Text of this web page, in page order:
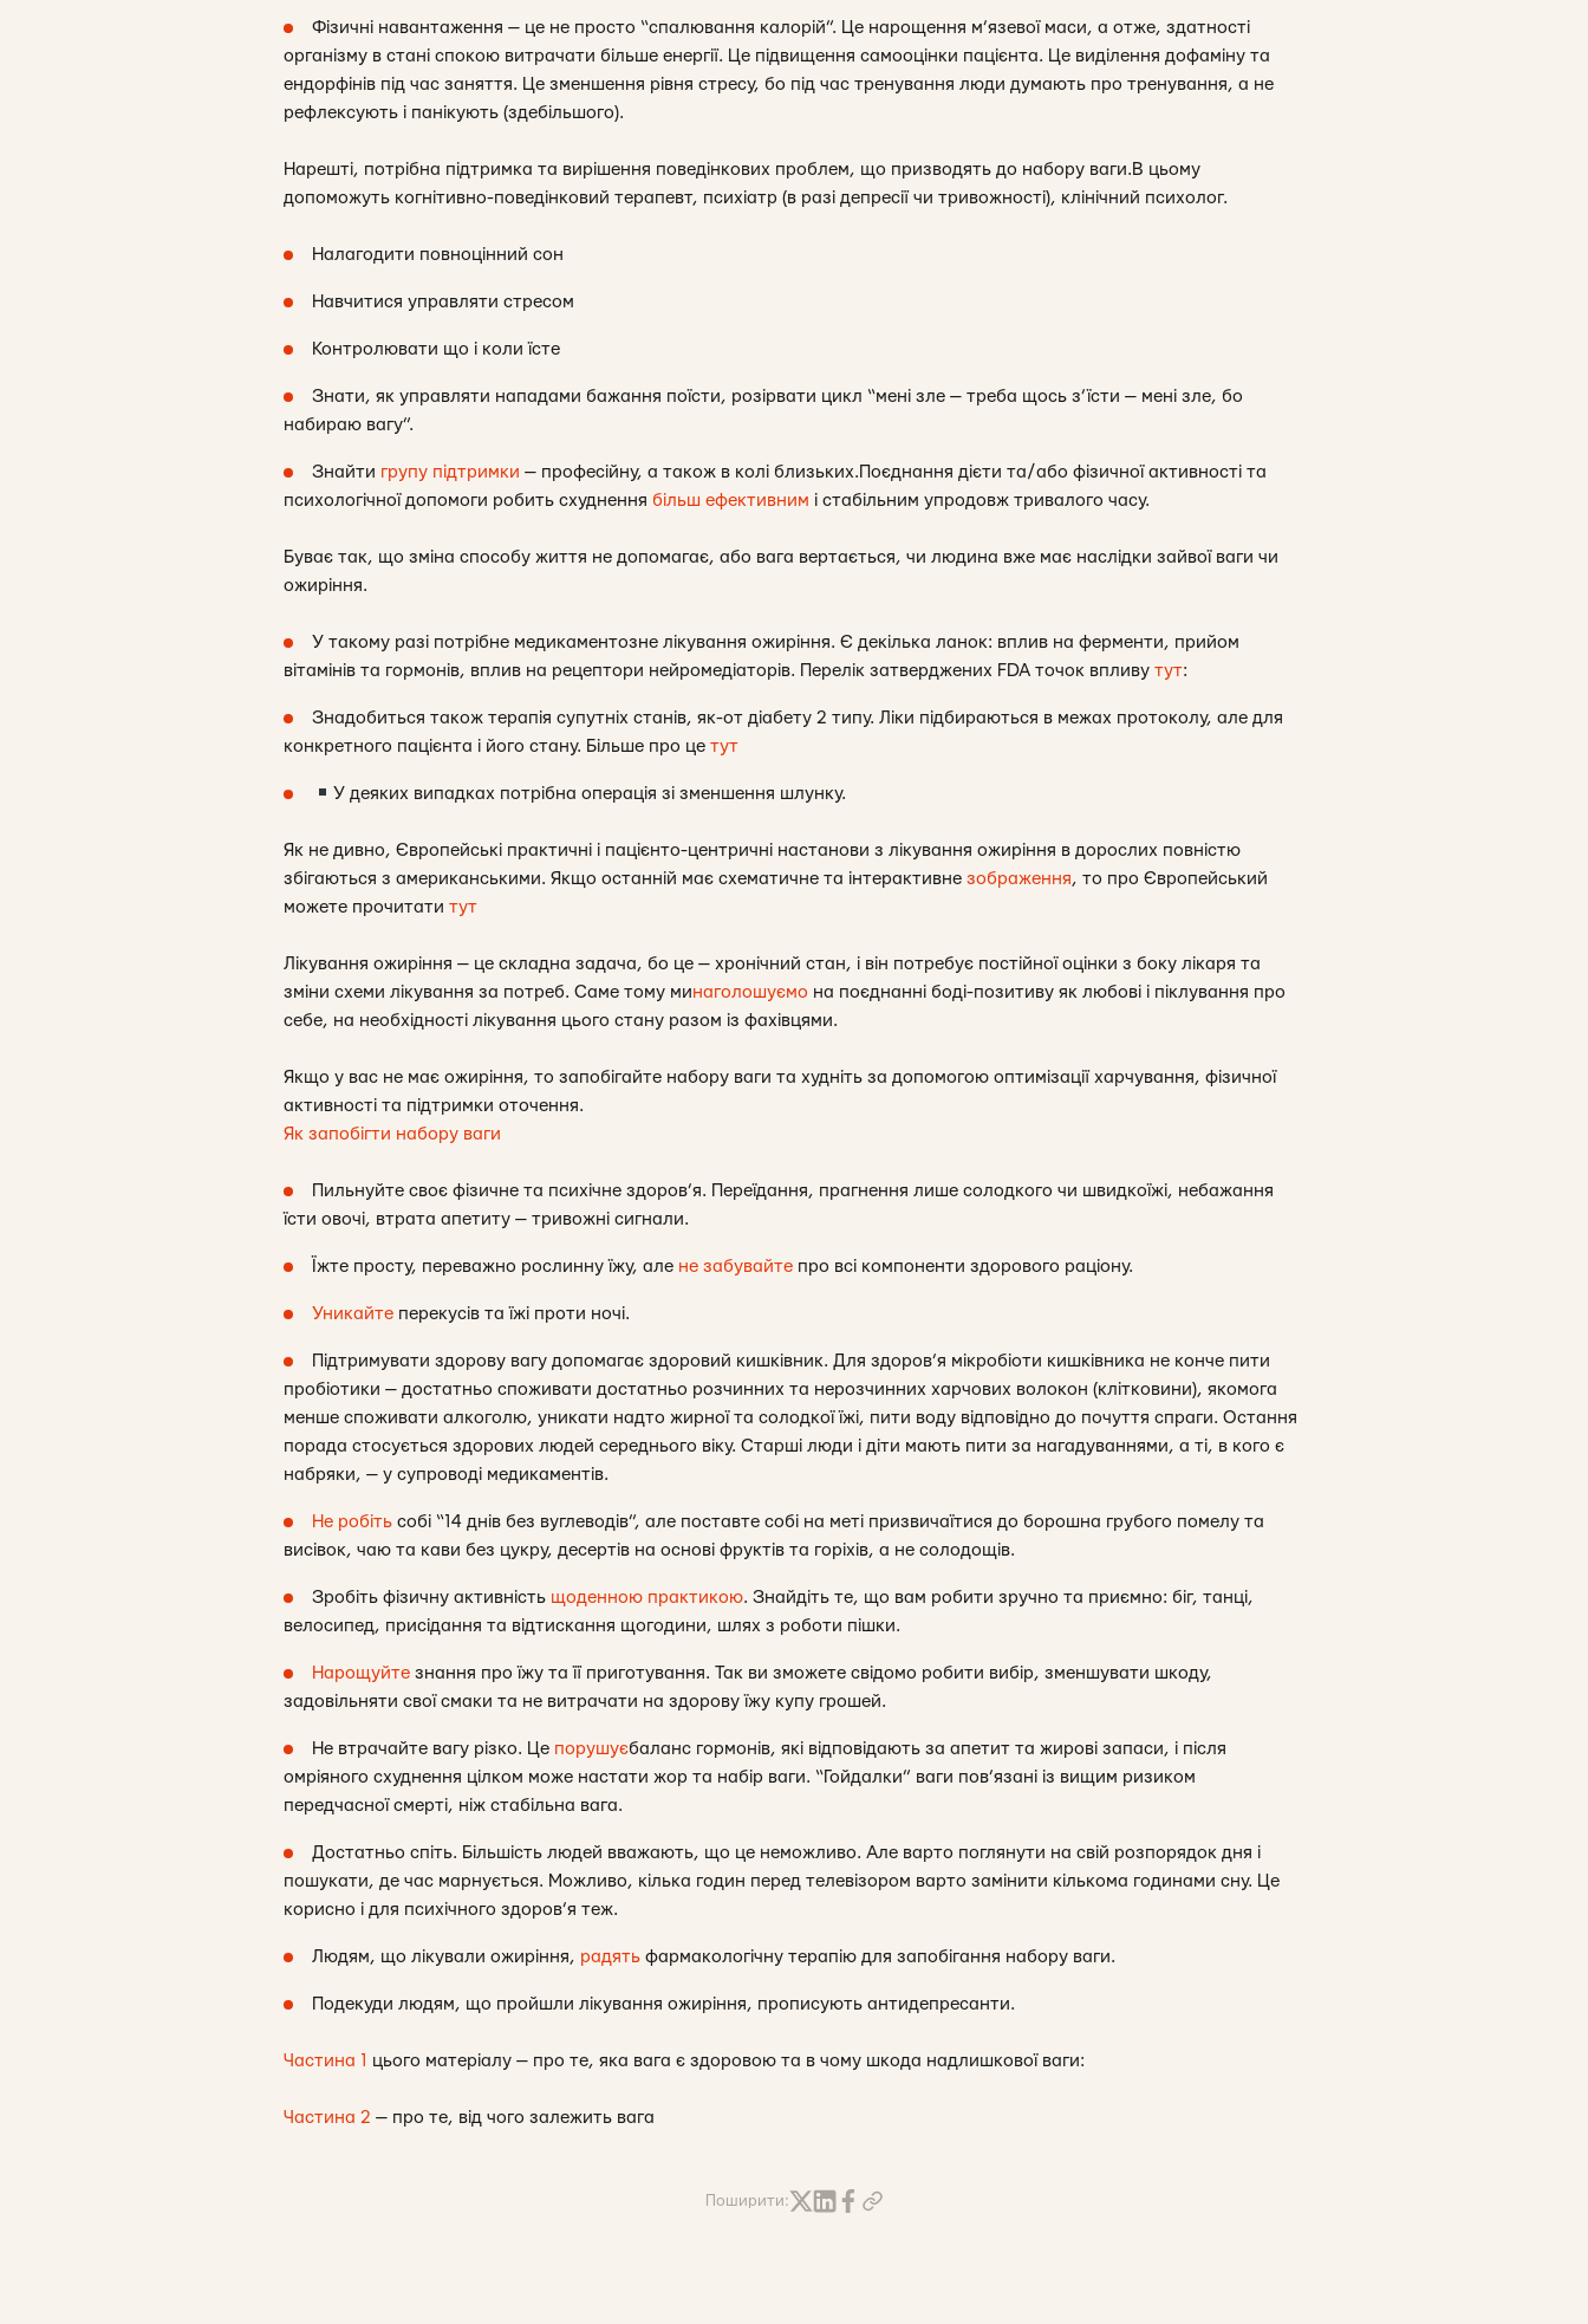
Фізичні навантаження — це не просто “спалювання калорій”. Це нарощення м’язевої маси, а отже, здатності
організму в стані спокою витрачати більше енергії. Це підвищення самооцінки пацієнта. Це виділення дофаміну та
ендорфінів під час заняття. Це зменшення рівня стресу, бо під час тренування люди думають про тренування, а не
рефлексують і панікують (здебільшого).
Нарешті, потрібна підтримка та вирішення поведінкових проблем, що призводять до набору ваги.В цьому
допоможуть когнітивно-поведінковий терапевт, психіатр (в разі депресії чи тривожності), клінічний психолог.
Налагодити повноцінний сон
Навчитися управляти стресом
Контролювати що і коли їсте
Знати, як управляти нападами бажання поїсти, розірвати цикл “мені зле — треба щось з’їсти — мені зле, бо
набираю вагу”.
Знайти групу підтримки — професійну, а також в колі близьких.Поєднання дієти та/або фізичної активності та
психологічної допомоги робить схуднення більш ефективним і стабільним упродовж тривалого часу.
Буває так, що зміна способу життя не допомагає, або вага вертається, чи людина вже має наслідки зайвої ваги чи
ожиріння.
У такому разі потрібне медикаментозне лікування ожиріння. Є декілька ланок: вплив на ферменти, прийом
вітамінів та гормонів, вплив на рецептори нейромедіаторів. Перелік затверджених FDA точок впливу тут:
Знадобиться також терапія супутніх станів, як-от діабету 2 типу. Ліки підбираються в межах протоколу, але для
конкретного пацієнта і його стану. Більше про це тут
У деяких випадках потрібна операція зі зменшення шлунку.
Як не дивно, Європейські практичні і пацієнто-центричні настанови з лікування ожиріння в дорослих повністю
збігаються з американськими. Якщо останній має схематичне та інтерактивне зображення, то про Європейський
можете прочитати тут
Лікування ожиріння — це складна задача, бо це — хронічний стан, і він потребує постійної оцінки з боку лікаря та
зміни схеми лікування за потреб. Саме тому минаголошуємо на поєднанні боді-позитиву як любові і піклування про
себе, на необхідності лікування цього стану разом із фахівцями.
Якщо у вас не має ожиріння, то запобігайте набору ваги та худніть за допомогою оптимізації харчування, фізичної
активності та підтримки оточення.
Як запобігти набору ваги
Пильнуйте своє фізичне та психічне здоров’я. Переїдання, прагнення лише солодкого чи швидкоїжі, небажання
їсти овочі, втрата апетиту — тривожні сигнали.
Їжте просту, переважно рослинну їжу, але не забувайте про всі компоненти здорового раціону.
Уникайте перекусів та їжі проти ночі.
Підтримувати здорову вагу допомагає здоровий кишківник. Для здоров’я мікробіоти кишківника не конче пити
пробіотики — достатньо споживати достатньо розчинних та нерозчинних харчових волокон (клітковини), якомога
менше споживати алкоголю, уникати надто жирної та солодкої їжі, пити воду відповідно до почуття спраги. Остання
порада стосується здорових людей середнього віку. Старші люди і діти мають пити за нагадуваннями, а ті, в кого є
набряки, — у супроводі медикаментів.
Не робіть собі “14 днів без вуглеводів”, але поставте собі на меті призвичаїтися до борошна грубого помелу та
висівок, чаю та кави без цукру, десертів на основі фруктів та горіхів, а не солодощів.
Зробіть фізичну активність щоденною практикою. Знайдіть те, що вам робити зручно та приємно: біг, танці,
велосипед, присідання та відтискання щогодини, шлях з роботи пішки.
Нарощуйте знання про їжу та її приготування. Так ви зможете свідомо робити вибір, зменшувати шкоду,
задовільняти свої смаки та не витрачати на здорову їжу купу грошей.
Не втрачайте вагу різко. Це порушуєбаланс гормонів, які відповідають за апетит та жирові запаси, і після
омріяного схуднення цілком може настати жор та набір ваги. “Гойдалки” ваги пов’язані із вищим ризиком
передчасної смерті, ніж стабільна вага.
Достатньо спіть. Більшість людей вважають, що це неможливо. Але варто поглянути на свій розпорядок дня і
пошукати, де час марнується. Можливо, кілька годин перед телевізором варто замінити кількома годинами сну. Це
корисно і для психічного здоров’я теж.
Людям, що лікували ожиріння, радять фармакологічну терапію для запобігання набору ваги.
Подекуди людям, що пройшли лікування ожиріння, прописують антидепресанти.
Частина 1 цього матеріалу — про те, яка вага є здоровою та в чому шкода надлишкової ваги:
Частина 2 — про те, від чого залежить вага
Поширити: